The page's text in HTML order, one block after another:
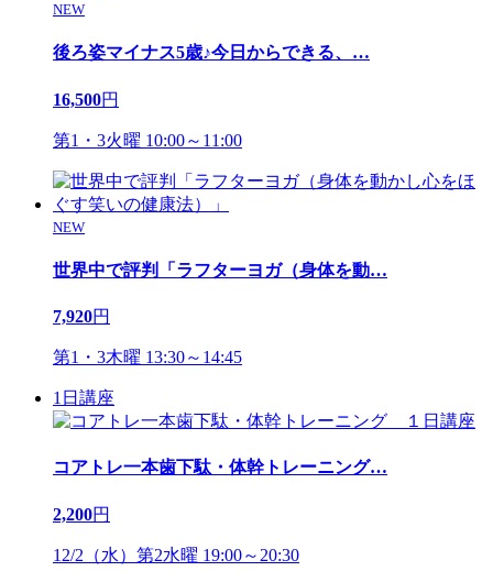
NEW
後ろ姿マイナス5歳♪今日からできる、 …
16,500円
第1・3火曜 10:00～11:00
NEW
世界中で評判「ラフターヨガ（身体を動…
7,920円
第1・3木曜 13:30～14:45
1日講座
コアトレ一本歯下駄・体幹トレーニング…
2,200円
12/2（水）第2水曜 19:00～20:30